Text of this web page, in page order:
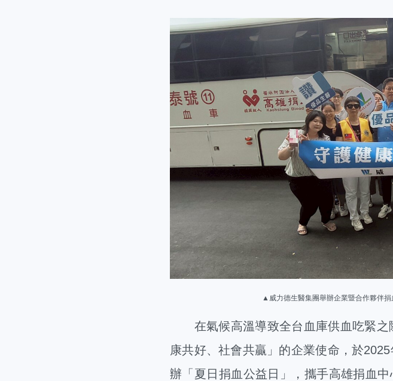
▲ 威力德生醫集團舉辦企業暨合作夥伴
在氣候高溫導致全台血庫供血吃緊之
康共好、社會共贏」的企業使命，於
辦「夏日捐血公益日」，攜手高雄捐血